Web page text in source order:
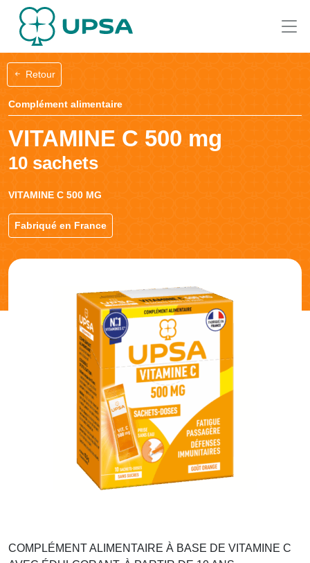
Retour
Complément alimentaire
VITAMINE C 500 mg
10 sachets
VITAMINE C 500 MG
Fabriqué en France
COMPLÉMENT ALIMENTAIRE À BASE DE VITAMINE C